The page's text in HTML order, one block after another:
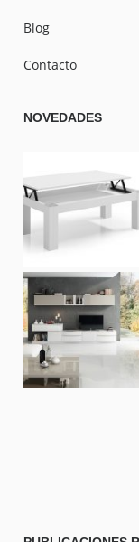
Blog
Contacto
NOVEDADES